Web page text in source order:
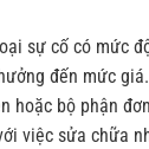
sự cố có mức
đến mức
hoặc bộ phận
việc sửa chữa